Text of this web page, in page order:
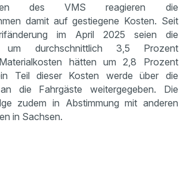
des VMS reagieren die
damit auf gestiegene Kosten. Seit
im April 2025 seien die
um durchschnittlich 3,5 Prozent
hätten um 2,8 Prozent
Teil dieser Kosten werde über die
an die Fahrgäste weitergegeben. Die
zudem in Abstimmung mit anderen
in Sachsen.